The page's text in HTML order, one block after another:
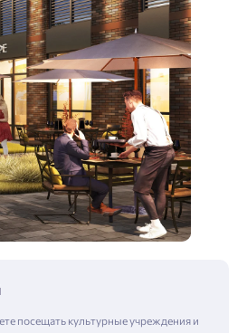
посещать культурные учреждения и